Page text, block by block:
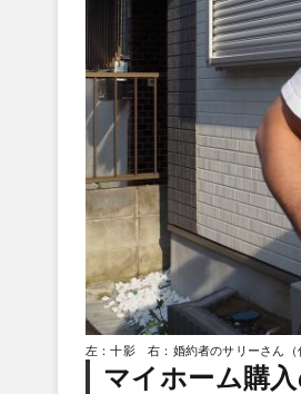
左：十影 右：婚約者のサリーさん（
マイホーム購